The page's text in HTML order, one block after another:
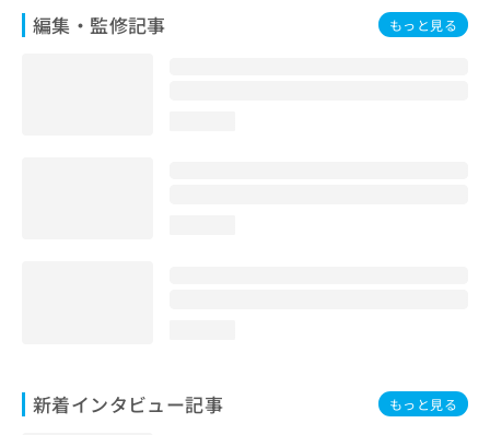
編集・監修記事 もっと見る
新着インタビュー記事 もっと見る